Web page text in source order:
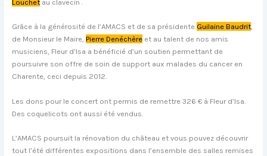
Louchetau clavecin .
Grâce à la générosité de l’AMACS et de sa présidente Guilaine Baudrit,
de Monsieur le Maire, Pierre Denéchèreet au talent de nos amis
musiciens, Fleur d’Isa a bénéficié d’un soutien permettant de
poursuivre son offre de soin de support aux malades du cancer en
Charente, ceci depuis 2012.
Les dons pour le concert ont permis de remettre 326 € à Fleur d’Isa.
Des coquelicots ont aussi été vendus.
L’AMACS poursuit la rénovation du château et vous pouvez découvrir
tout l’été différentes expositions dans l’ensemble des salles remises